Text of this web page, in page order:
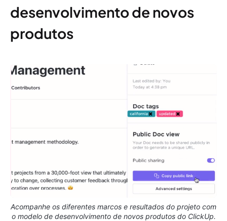
desenvolvimento de novos
produtos
Acompanhe os diferentes marcos e resultados do projeto com
o modelo de desenvolvimento de novos produtos do ClickUp.